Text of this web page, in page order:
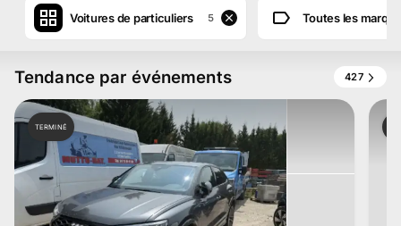
Voitures de particuliers 5 Toutes les
Tendance par événements 427
TERMINÉ